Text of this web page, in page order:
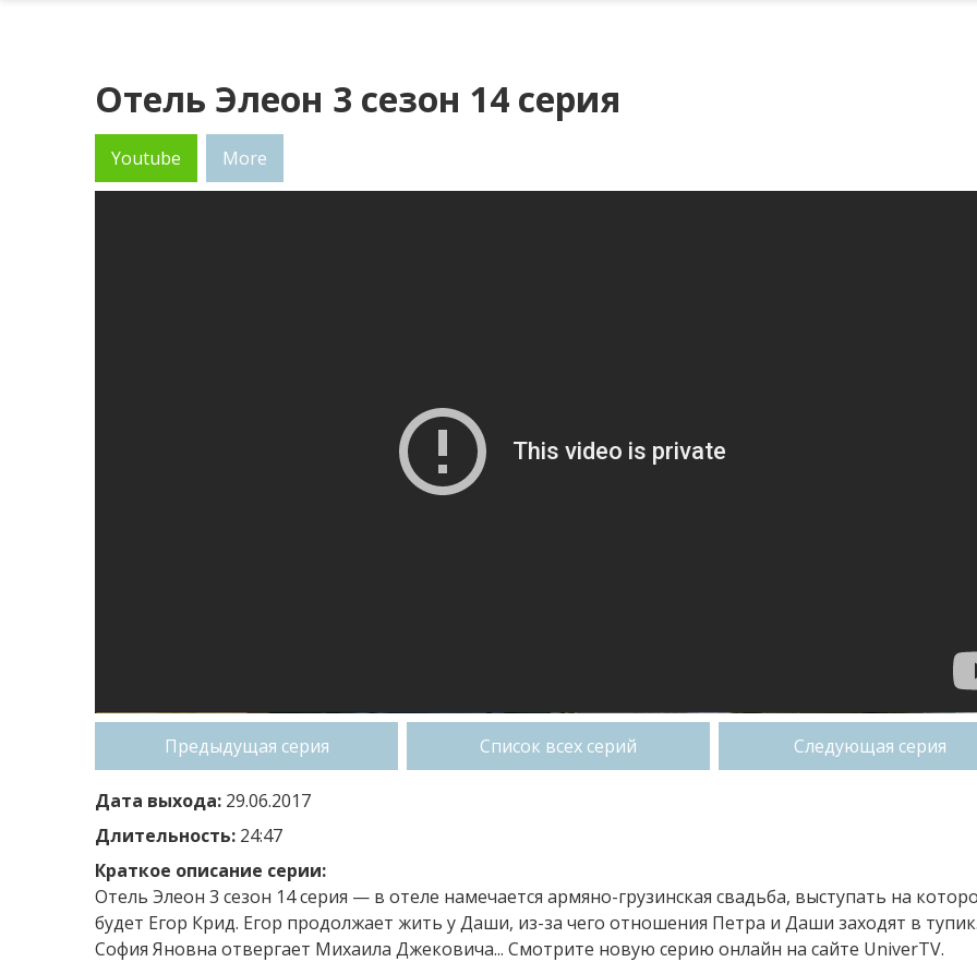
Отель Элеон 3 сезон 14 серия
Youtube More
Предыдущая серия Список всех серий Следующая серия
Дата выхода: 29.06.2017
Длительность: 24:47
Краткое описание серии:
Отель Элеон 3 сезон 14 серия — в отеле намечается армяно-грузинская свадьба, выступать на
будет Егор Крид. Егор продолжает жить у Даши, из-за чего отношения Петра и Даши заходят в
София Яновна отвергает Михаила Джековича... Смотрите новую серию онлайн на сайте UniverTV.